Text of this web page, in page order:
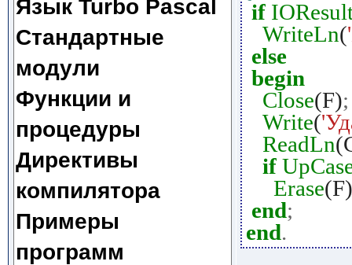
Язык Turbo Pascal
Стандартные
модули
Функции и
процедуры
Директивы
компилятора
Примеры
программ
if
WriteLn(
else
begin
Close(F);
Write(
ReadLn
if
Erase(F)
end;
end.